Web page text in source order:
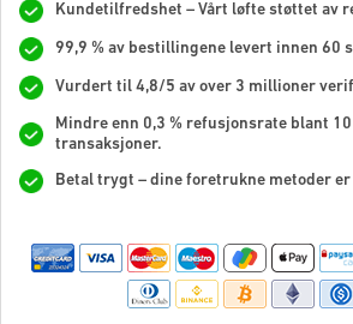
Kundetilfredshet – Vårt løfte støttet av
99,9 % av bestillingene levert innen 60
Vurdert til 4,8/5 av over 3 millioner
Mindre enn 0,3 % refusjonsrate blant
transaksjoner.
Betal trygt – dine foretrukne metoder